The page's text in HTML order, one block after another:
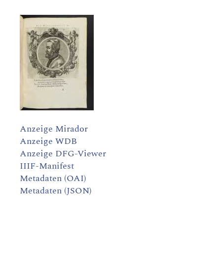
Anzeige Mirador
Anzeige WDB
Anzeige DFG-Viewer
IIIF-Manifest
Metadaten (OAI)
Metadaten (JSON)